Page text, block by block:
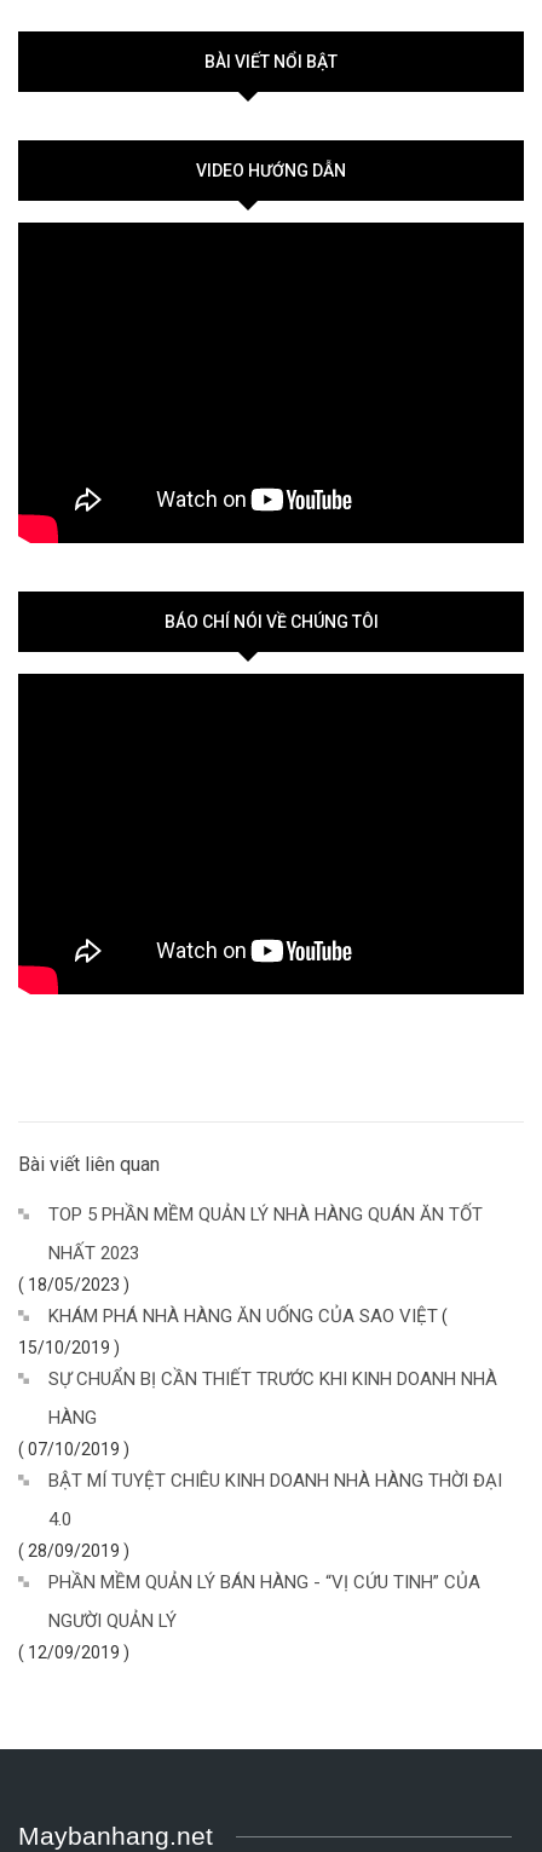
BÀI VIẾT NỔI BẬT
VIDEO HƯỚNG DẪN
BÁO CHÍ NÓI VỀ CHÚNG TÔI
Bài viết liên quan
TOP 5 PHẦN MỀM QUẢN LÝ NHÀ HÀNG QUÁN ĂN TỐT
NHẤT 2023
( 18/05/2023 )
KHÁM PHÁ NHÀ HÀNG ĂN UỐNG CỦA SAO VIỆT(
15/10/2019 )
SỰ CHUẨN BỊ CẦN THIẾT TRƯỚC KHI KINH DOANH NHÀ
HÀNG
( 07/10/2019 )
BẬT MÍ TUYỆT CHIÊU KINH DOANH NHÀ HÀNG THỜI ĐẠI
4.0
( 28/09/2019 )
PHẦN MỀM QUẢN LÝ BÁN HÀNG - “VỊ CỨU TINH” CỦA
NGƯỜI QUẢN LÝ
( 12/09/2019 )
Maybanhang.net